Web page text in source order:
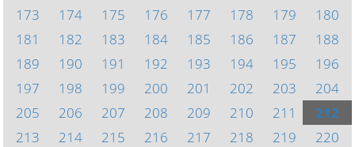
173
174 175 176 177 178 179
180
181
182 183 184 185 186 187
188
189
190 191 192 193 194 195
196
197
198 199 200 201 202 203
204
205
206 207 208 209 210 211
212
213
214 215 216 217 218 219
220